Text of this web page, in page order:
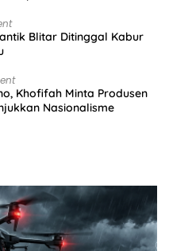
Blitar Ditinggal Kabur
Khofifah Minta Produsen
Nasionalisme